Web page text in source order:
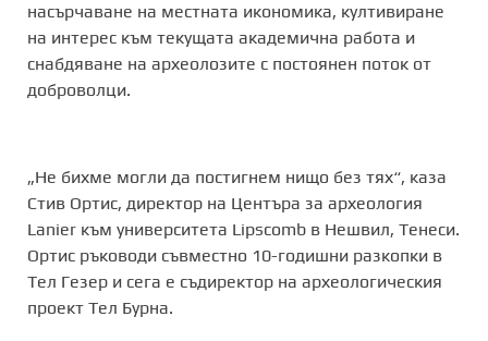
насърчаване на местната икономика, култивиране
на интерес към текущата академична работа и
снабдяване на археолозите с постоянен поток от
доброволци.
„Не бихме могли да постигнем нищо без тях“, каза
Стив Ортис, директор на Центъра за археология
Lanier към университета Lipscomb в Нешвил, Тенеси.
Ортис ръководи съвместно 10-годишни разкопки в
Тел Гезер и сега е съдиректор на археологическия
проект Тел Бурна.